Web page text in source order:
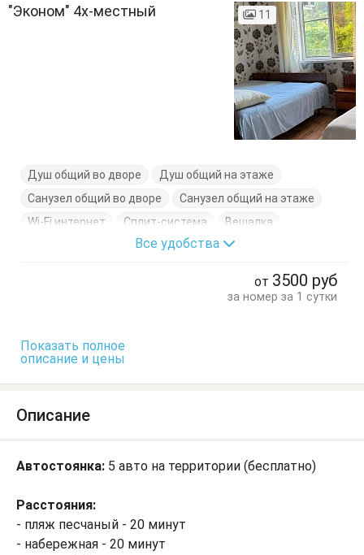
"Эконом" 4х-местный 11
Душ общий во дворе
Душ общий на этаже
Санузел общий во дворе
Санузел общий на этаже
Wi-Fi интернет
Сплит-система
Вешалка
Журнальный столик
Кровати двуспальные
Все удобства
от 3500 руб
за номер за 1 сутки
Показать полное
описание и цены
Описание
Автостоянка: 5 авто на территории (бесплатно)
Расстояния:
- пляж песчаный - 20 минут
- набережная - 20 минут